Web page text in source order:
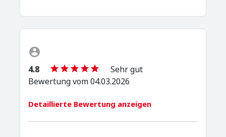
4.8
Sehr gut
Bewertung vom 04.03.2026
Detaillierte Bewertung anzeigen